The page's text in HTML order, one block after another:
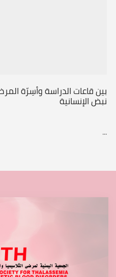
بين قاعات الدراسة وأسِرّة
نبض الإنسانية
...